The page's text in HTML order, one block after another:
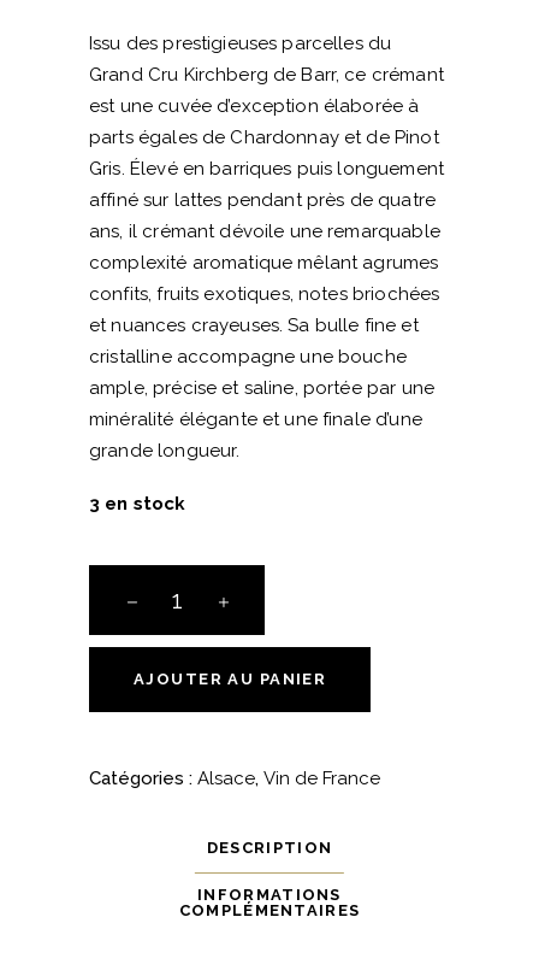
Issu des prestigieuses parcelles du
Grand Cru Kirchberg de Barr, ce crémant
est une cuvée d’exception élaborée à
parts égales de Chardonnay et de Pinot
Gris. Élevé en barriques puis longuement
affiné sur lattes pendant près de quatre
ans, il crémant dévoile une remarquable
complexité aromatique mêlant agrumes
confits, fruits exotiques, notes briochées
et nuances crayeuses. Sa bulle fine et
cristalline accompagne une bouche
ample, précise et saline, portée par une
minéralité élégante et une finale d’une
grande longueur.
3 en stock
"L'Emprise"
Extra
Rieffel
AJOUTER AU PANIER
Catégories : Alsace, Vin de France
DESCRIPTION
INFORMATIONS
COMPLÉMENTAIRES